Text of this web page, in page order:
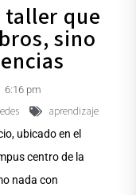
taller que
sino
6:16 pm
aprendizaje
ubicado en el
centro de la
nada con